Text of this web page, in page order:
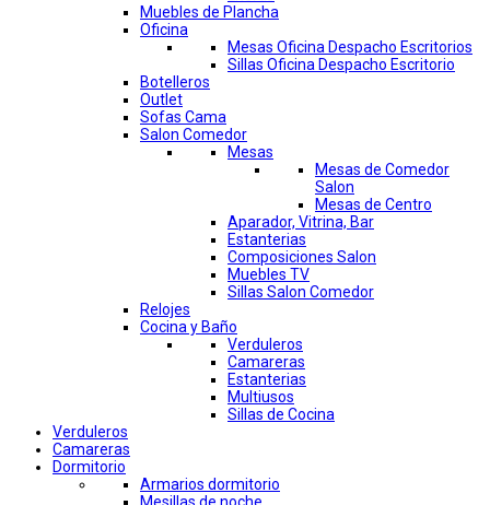
Muebles de Plancha
Oficina
Mesas Oficina Despacho Escritorios
Sillas Oficina Despacho Escritorio
Botelleros
Outlet
Sofas Cama
Salon Comedor
Mesas
Mesas de Comedor
Salon
Mesas de Centro
Aparador, Vitrina, Bar
Estanterias
Composiciones Salon
Muebles TV
Sillas Salon Comedor
Relojes
Cocina y Baño
Verduleros
Camareras
Estanterias
Multiusos
Sillas de Cocina
Verduleros
Camareras
Dormitorio
Armarios dormitorio